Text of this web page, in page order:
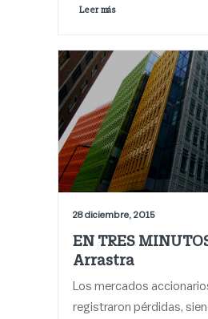
Leer más
28 diciembre, 2015
EN TRES
Arrastra
Los mercados
registraron pérdidas,